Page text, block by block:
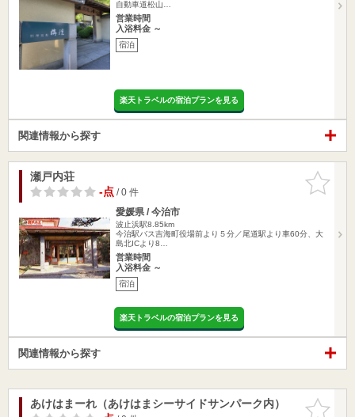
自動車道松山…
営業時間
入浴料金 ～
宿泊
楽天トラベルの宿泊プランを見る
関連情報から探す
お気に入
りに追加
瀬戸内荘
-点/ 0 件
愛媛県 / 今治市
波止浜駅8.85km
今治駅バス吉海町役場前より５分／尾道駅より車60分、大
島北ICより8…
営業時間
入浴料金 ～
宿泊
楽天トラベルの宿泊プランを見る
関連情報から探す
お気に入
あけはまーれ（あけはまシーサイドサンパーク内）